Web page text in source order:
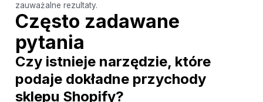
zauważalne rezultaty.
Często zadawane
pytania
Czy istnieje narzędzie, które
podaje dokładne przychody
sklepu Shopify?